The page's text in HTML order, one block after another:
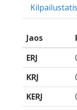
Jaos
ERJ
KRJ
KERJ